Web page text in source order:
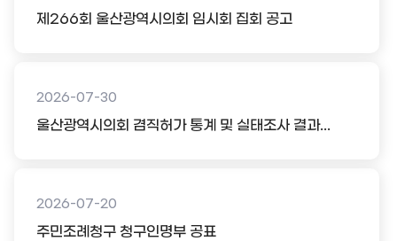
제266회 울산광역시의회 임시회 집회 공고
2026-07-30
울산광역시의회 겸직허가 통계 및 실태조사 결과...
2026-07-20
주민조례청구 청구인명부 공표